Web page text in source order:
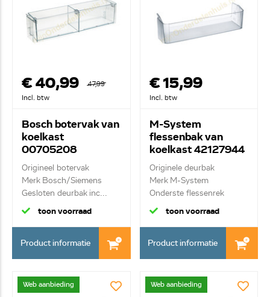
€ 40,99
47,99
Incl. btw
Bosch botervak van
koelkast
00705208
Origineel botervak
Merk Bosch/Siemens
Gesloten deurbak inc...
toon voorraad
Product informatie
€ 15,99
Incl. btw
M-System
flessenbak van
koelkast 42127944
Originele deurbak
Merk M-System
Onderste flessenrek
toon voorraad
Product informatie
Web aanbieding Web aanbieding